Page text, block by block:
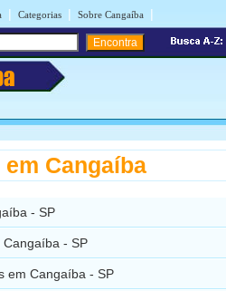
| Categorias | Sobre Cangaíba |
Cangaíba
- SP
- SP
em Cangaíba - SP